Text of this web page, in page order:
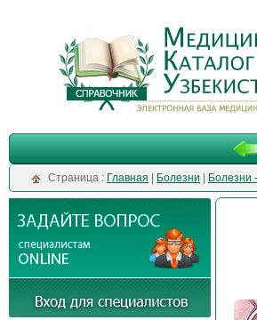
Cтраница : Главная Болезни Болезни